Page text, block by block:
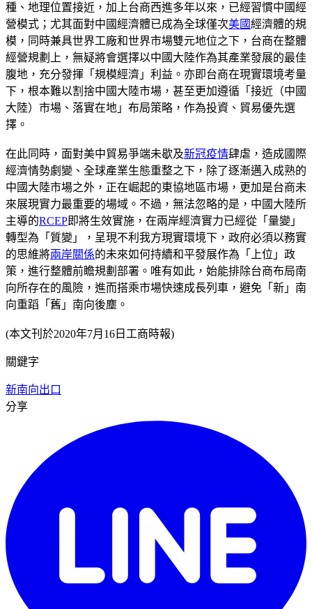
種、地理位置接近，加上台商西進多年以來，已經習慣中國經
營模式；尤其面對中國經濟體已成為全球僅次美國經濟體的規
模，同時兼具世界工廠和世界市場雙元地位之下，台商在整體
經營規劃上，無疑將會選擇以中國大陸作為其產業發展的最佳
腹地，充分發揮「規模經濟」利益。亦即台商在現實環境考量
下，根本難以割捨中國大陸市場，甚至更加遵循「接近（中國
大陸）市場、落實在地」布局策略，作為投資、貿易優先選
擇。
在此同時，面對美中貿易爭端未歇及新冠疫情肆虐，造成國際
經濟情勢劇變、全球產業生態重整之下，除了逐漸邁入成熟的
中國大陸市場之外，正在崛起的東協地區市場，更加是台商未
來展現實力最重要的場域。不過，無法忽略的是，中國大陸所
主導的RCEP即將生效實施，在兩岸經濟實力已經從「量變」
轉型為「質變」，呈現不利我方現實環境下，政府必須以務實
的思維將兩岸關係的未來如何持續和平發展作為「上位」政
策，進行整體前瞻規劃部署。唯有如此，始能排除台商布局南
向所存在的風險，進而搭乘市場快速成長列車，避免「新」南
向重蹈「舊」南向後塵。
(本文刊於2020年7月16日工商時報)
關鍵字
新南向出口
分享